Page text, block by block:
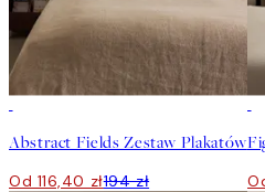
Abstract Fields Zestaw Plakatów
Od 116,40 zł194 zł